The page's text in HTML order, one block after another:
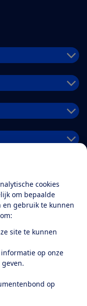
cookies
om bepaalde
gebruik te kunnen
site te kunnen
op onze
op